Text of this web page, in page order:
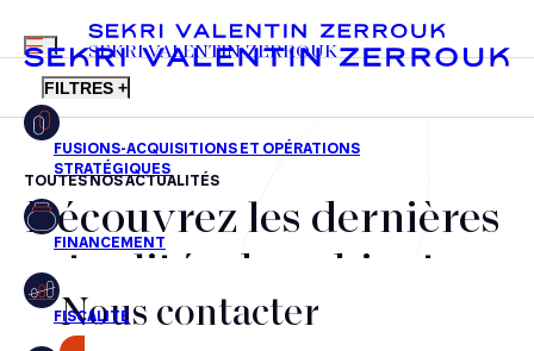
FR EN
MENU
SEKRI VALENTIN ZERROUK
FILTRES +
Fusions-acquisitions et opérations stratégiques
Financement
Fiscalité
TOUTES NOS ACTUALITÉS
Découvrez les dernières
actualités du cabinet,
nos récompenses et nos
Nous contacter